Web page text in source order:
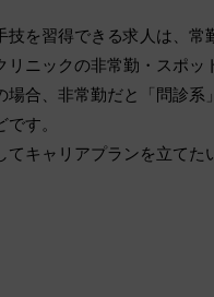
技を習得できる求人は、常
リニックの非常勤・スポ
場合、非常勤だと「問診
す。
てキャリアプランを立てた